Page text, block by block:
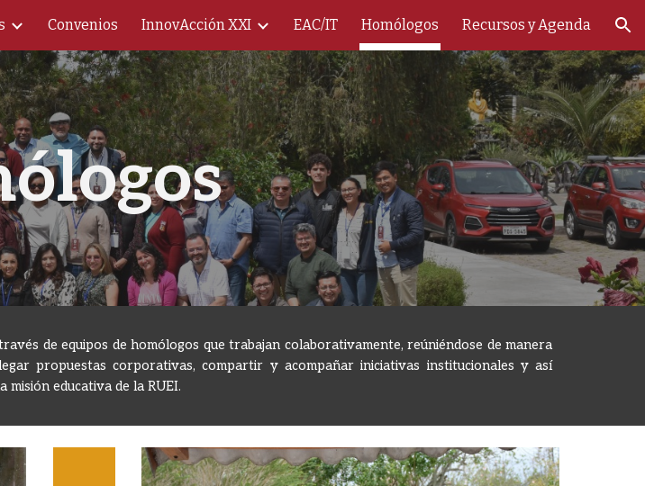
Skip to navigation
Convenios InnovAcción XXI EAC/IT Homólogos Recursos y Agenda
de equipos de homólogos que trabajan colaborativamente, reúniéndose de manera
propuestas corporativas, compartir y acompañar iniciativas institucionales y así
educativa de la RUEI.